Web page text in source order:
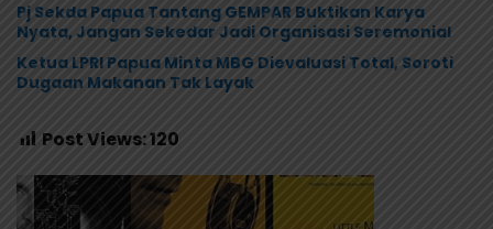
Pj Sekda Papua Tantang GEMPAR Buktikan Karya
Nyata, Jangan Sekedar Jadi Organisasi Seremonial
Ketua LPRI Papua Minta MBG Dievaluasi Total, Soroti
Dugaan Makanan Tak Layak
Post Views:120